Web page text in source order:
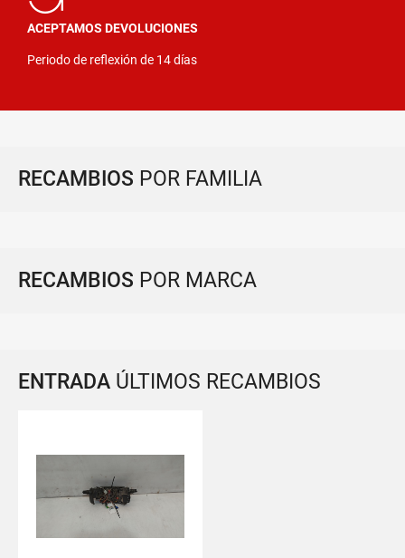
ACEPTAMOS DEVOLUCIONES
Periodo de reflexión de 14 días
RECAMBIOS POR FAMILIA
RECAMBIOS POR MARCA
ENTRADA ÚLTIMOS RECAMBIOS